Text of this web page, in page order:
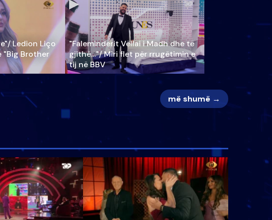
Ledion Liço
"Big Brother
"Faleminderit Vëllai i Madh dhe të
gjithë…"/ Miri flet për rrugëtimin e
tij në BBV
më shumë →